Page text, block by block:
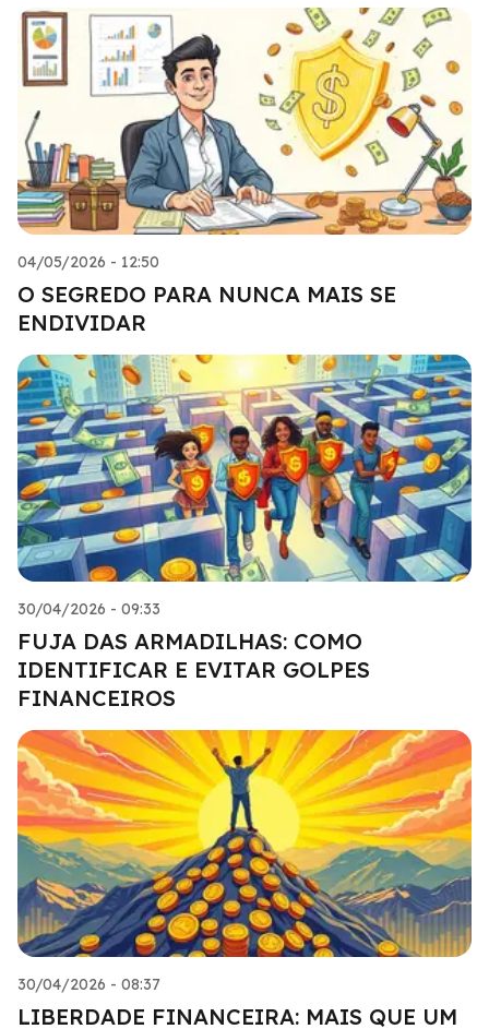
04/05/2026 - 12:50
O SEGREDO PARA NUNCA MAIS SE
ENDIVIDAR
30/04/2026 - 09:33
FUJA DAS ARMADILHAS: COMO
IDENTIFICAR E EVITAR GOLPES
FINANCEIROS
30/04/2026 - 08:37
LIBERDADE FINANCEIRA: MAIS QUE UM